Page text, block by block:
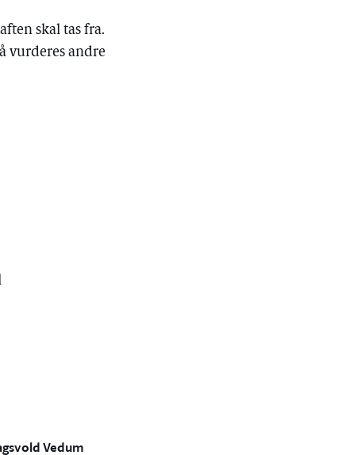
skal tas fra.
vurderes andre
Vedum